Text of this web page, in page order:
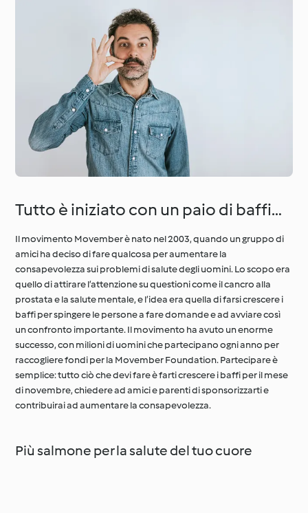
Tutto è iniziato con un paio di baffi…
Il movimento Movember è nato nel 2003, quando un gruppo di
amici ha deciso di fare qualcosa per aumentare la
consapevolezza sui problemi di salute degli uomini. Lo scopo era
quello di attirare l’attenzione su questioni come il cancro alla
prostata e la salute mentale, e l’idea era quella di farsi crescere i
baffi per spingere le persone a fare domande e ad avviare così
un confronto importante. Il movimento ha avuto un enorme
successo, con milioni di uomini che partecipano ogni anno per
raccogliere fondi per la Movember Foundation. Partecipare è
semplice: tutto ciò che devi fare è farti crescere i baffi per il mese
di novembre, chiedere ad amici e parenti di sponsorizzarti e
contribuirai ad aumentare la consapevolezza.
Più salmone per la salute del tuo cuore